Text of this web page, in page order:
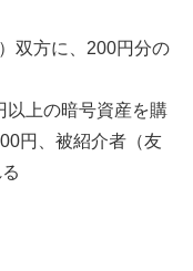
双方に、200円分の
以上の暗号資産を購
円、被紹介者（友